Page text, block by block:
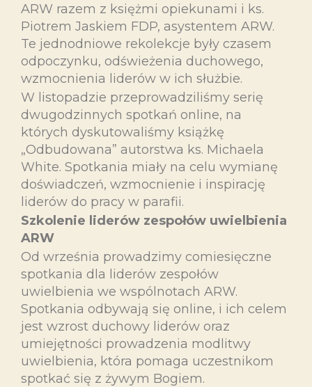
ARW razem z księżmi opiekunami i ks.
Piotrem Jaskiem FDP, asystentem ARW.
Te jednodniowe rekolekcje były czasem
odpoczynku, odświeżenia duchowego,
wzmocnienia liderów w ich służbie.
W listopadzie przeprowadziliśmy serię
dwugodzinnych spotkań online, na
których dyskutowaliśmy książkę
„Odbudowana” autorstwa ks. Michaela
White. Spotkania miały na celu wymianę
doświadczeń, wzmocnienie i inspirację
liderów do pracy w parafii.
Szkolenie liderów zespołów uwielbienia
ARW
Od września prowadzimy comiesięczne
spotkania dla liderów zespołów
uwielbienia we wspólnotach ARW.
Spotkania odbywają się online, i ich celem
jest wzrost duchowy liderów oraz
umiejętności prowadzenia modlitwy
uwielbienia, która pomaga uczestnikom
spotkać się z żywym Bogiem.